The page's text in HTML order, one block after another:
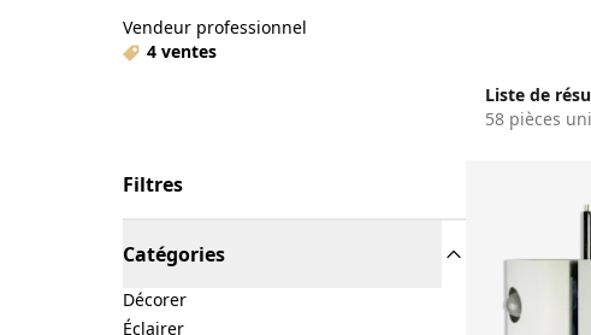
Vendeur professionnel
4 ventes
Liste de
58 pièces
Filtres
Catégories
Décorer
Éclairer